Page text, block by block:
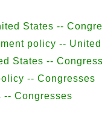
States --
policy --
States --
-- Congresses
-- Congresses